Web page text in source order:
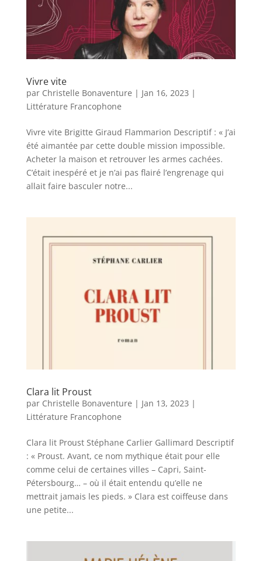
Vivre vite
par Christelle Bonaventure | Jan 16, 2023 |
Littérature Francophone
Vivre vite Brigitte Giraud Flammarion Descriptif : « J’ai
été aimantée par cette double mission impossible.
Acheter la maison et retrouver les armes cachées.
C’était inespéré et je n’ai pas flairé l’engrenage qui
allait faire basculer notre...
Clara lit Proust
par Christelle Bonaventure | Jan 13, 2023 |
Littérature Francophone
Clara lit Proust Stéphane Carlier Gallimard Descriptif
: « Proust. Avant, ce nom mythique était pour elle
comme celui de certaines villes – Capri, Saint-
Pétersbourg… – où il était entendu qu’elle ne
mettrait jamais les pieds. » Clara est coiffeuse dans
une petite...